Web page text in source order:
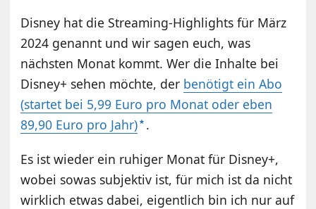
Disney hat die Streaming-Highlights für März
2024 genannt und wir sagen euch, was
nächsten Monat kommt. Wer die Inhalte bei
Disney+ sehen möchte, der benötigt ein Abo
(startet bei 5,99 Euro pro Monat oder eben
89,90 Euro pro Jahr) .
Es ist wieder ein ruhiger Monat für Disney+,
wobei sowas subjektiv ist, für mich ist da nicht
wirklich etwas dabei, eigentlich bin ich nur auf